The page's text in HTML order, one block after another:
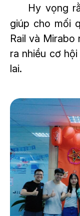
Hy vọng
giúp cho mối
Rail và
ra nhiều cơ
lai.